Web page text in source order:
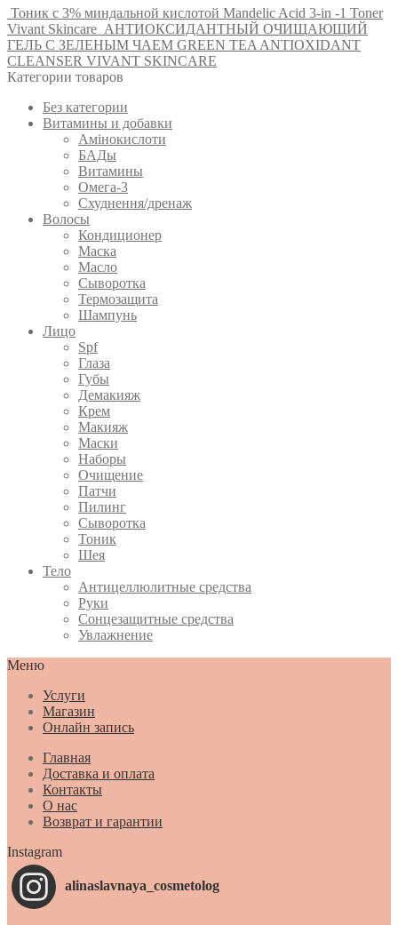
Тоник с 3% миндальной кислотой Mandelic Acid 3-in -1 Toner
Vivant Skincare АНТИОКСИДАНТНЫЙ ОЧИЩАЮЩИЙ
ГЕЛЬ С ЗЕЛЕНЫМ ЧАЕМ GREEN TEA ANTIOXIDANT
CLEANSER VIVANT SKINCARE
Категории товаров
Без категории
Витамины и добавки
Амінокислоти
БАДы
Витамины
Омега-3
Схуднення/дренаж
Волосы
Кондиционер
Маска
Масло
Сыворотка
Термозащита
Шампунь
Лицо
Spf
Глаза
Губы
Демакияж
Крем
Макияж
Маски
Наборы
Очищение
Патчи
Пилинг
Сыворотка
Тоник
Шея
Тело
Антицеллюлитные средства
Руки
Сонцезащитные средства
Увлажнение
Меню
Услуги
Магазин
Онлайн запись
Главная
Доставка и оплата
Контакты
О нас
Возврат и гарантии
Instagram
alinaslavnaya_cosmetolog